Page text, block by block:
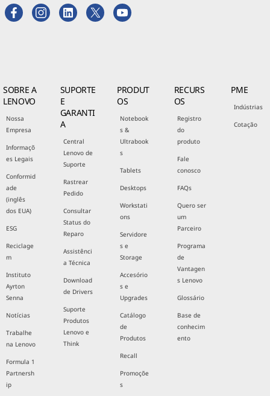
SOBRE A
LENOVO
Nossa
Empresa
Informaçõ
es Legais
Conformid
ade
(inglês
dos EUA)
ESG
Reciclage
m
Instituto
Ayrton
Senna
Notícias
Trabalhe
na Lenovo
Formula 1
Partnersh
ip
SUPORTE
E
GARANTI
A
Central
Lenovo de
Suporte
Rastrear
Pedido
Consultar
Status do
Reparo
Assistênci
a Técnica
Download
de Drivers
Suporte
Produtos
Lenovo e
Think
PRODUT
OS
Notebook
s &
Ultrabook
s
Tablets
Desktops
Workstati
ons
Servidore
s e
Storage
Accesório
s e
Upgrades
Catálogo
de
Produtos
Recall
Promoçõe
s
RECURS
OS
Registro
do
produto
Fale
conosco
FAQs
Quero ser
um
Parceiro
Programa
de
Vantagen
s Lenovo
Glossário
Base de
conhecim
ento
PME
Indústrias
Cotação